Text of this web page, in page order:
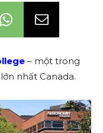
– một trong
nhất Canada.